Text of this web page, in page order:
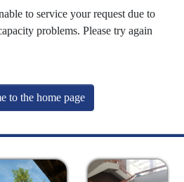
to service your request due to
problems. Please try again
to the home page